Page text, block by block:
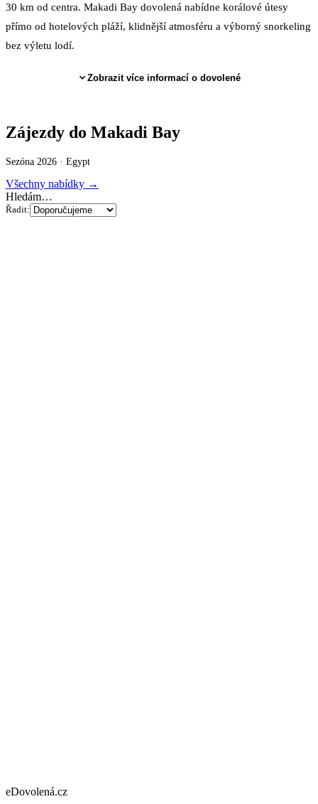
30 km od centra. Makadi Bay dovolená nabídne korálové útesy
přímo od hotelových pláží, klidnější atmosféru a výborný snorkeling
bez výletu lodí.
Zobrazit více informací o dovolené
Zájezdy do Makadi Bay
Sezóna 2026 · Egypt
Všechny nabídky →
Hledám…
Řadit:
eDovolená.cz